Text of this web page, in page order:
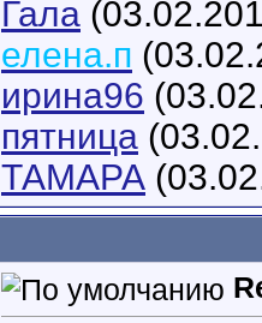
Гала
елена.п
ирина96
пятница
ТАМАРА